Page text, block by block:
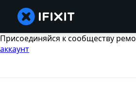
Присоединяйся к сообществу
аккаунт